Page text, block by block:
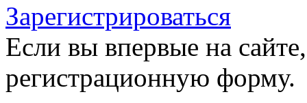
Зарегистрироваться
Если вы впервые на
регистрационную форму.